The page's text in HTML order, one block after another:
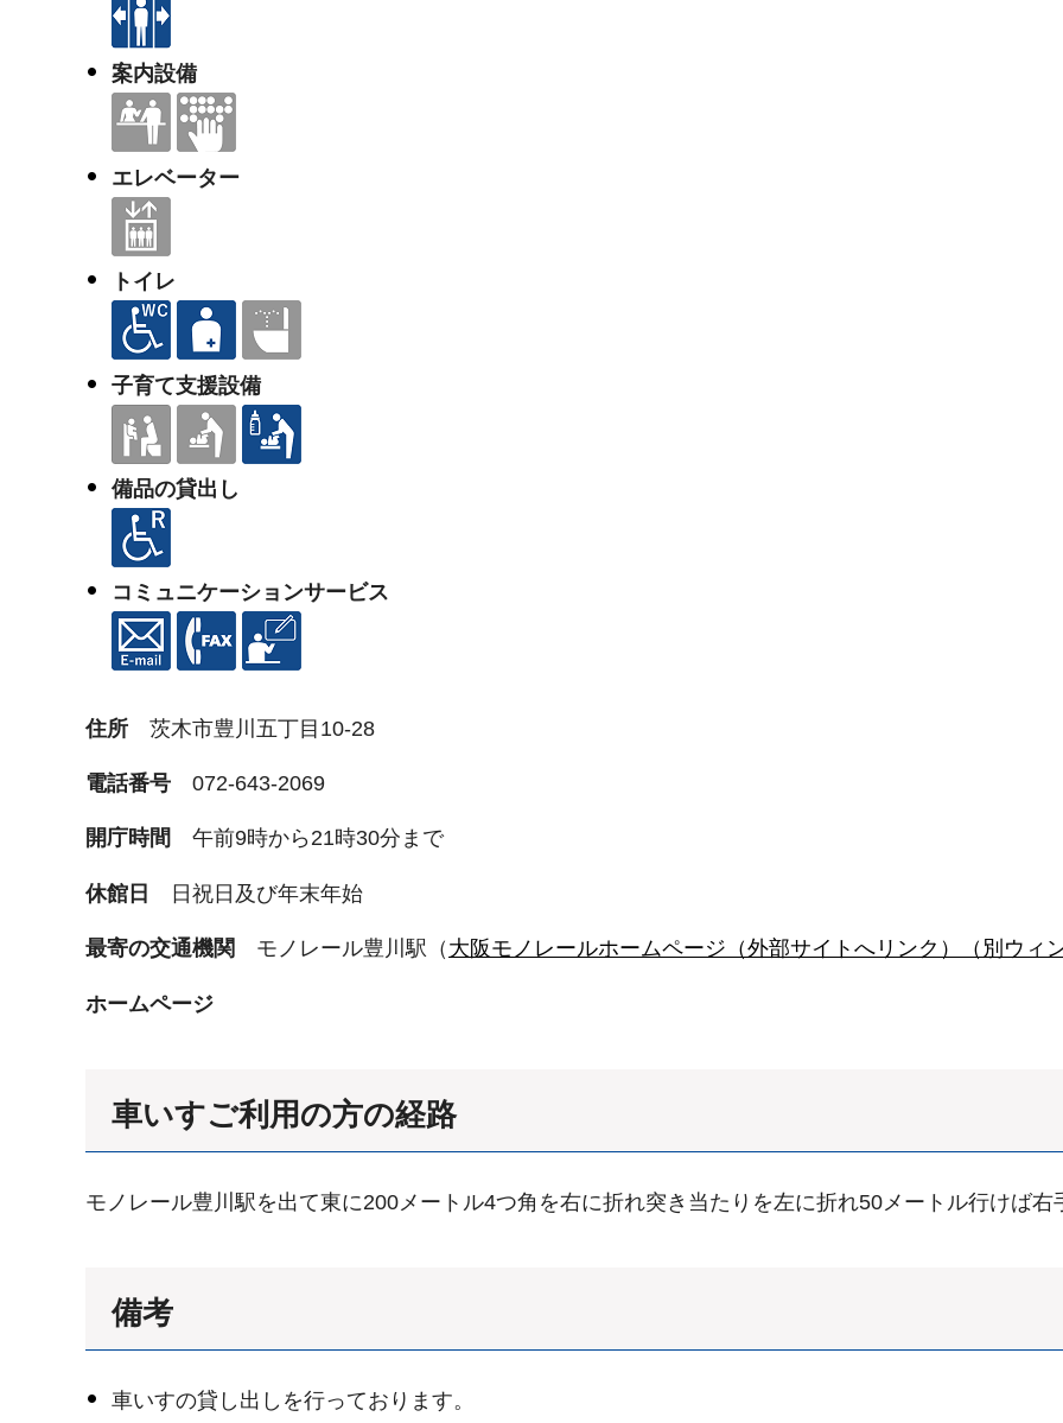
案内設備
エレベーター
トイレ
子育て支援設備
備品の貸出し
コミュニケーションサービス
住所 茨木市豊川五丁目10-28
電話番号 072-643-2069
開庁時間 午前9時から21時30分まで
休館日 日祝日及び年末年始
最寄の交通機関 モノレール豊川駅（ 大阪モノレールホームページ（外部サイトへリンク）（別ウィ
ホームページ
車いすご利用の方の経路
モノレール豊川駅を出て東に200メートル4つ角を右に折れ突き当たりを左に折れ50メートル行けば右
備考
車いすの貸し出しを行っております。